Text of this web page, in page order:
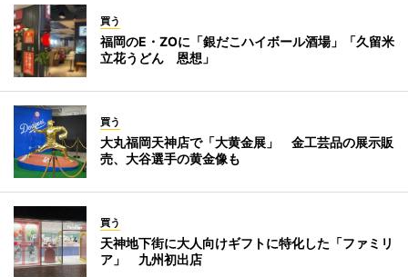
買う
福岡のE・ZOに「銀だこハイボール酒場」「久留米
立花うどん 恩想」
買う
大丸福岡天神店で「大黄金展」 金工芸品の展示販
売、大谷選手の黄金像も
買う
天神地下街に大人向けギフトに特化した「ファミリ
ア」 九州初出店